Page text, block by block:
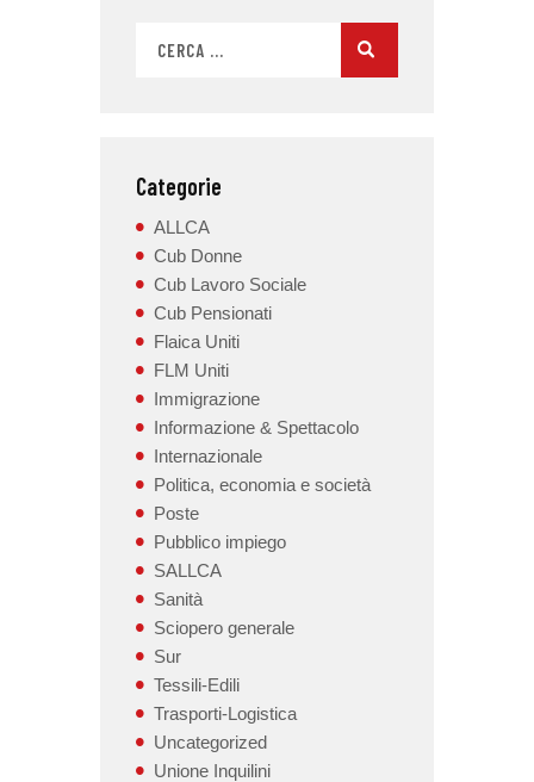
Categorie
ALLCA
Cub Donne
Cub Lavoro Sociale
Cub Pensionati
Flaica Uniti
FLM Uniti
Immigrazione
Informazione & Spettacolo
Internazionale
Politica, economia e società
Poste
Pubblico impiego
SALLCA
Sanità
Sciopero generale
Sur
Tessili-Edili
Trasporti-Logistica
Uncategorized
Unione Inquilini